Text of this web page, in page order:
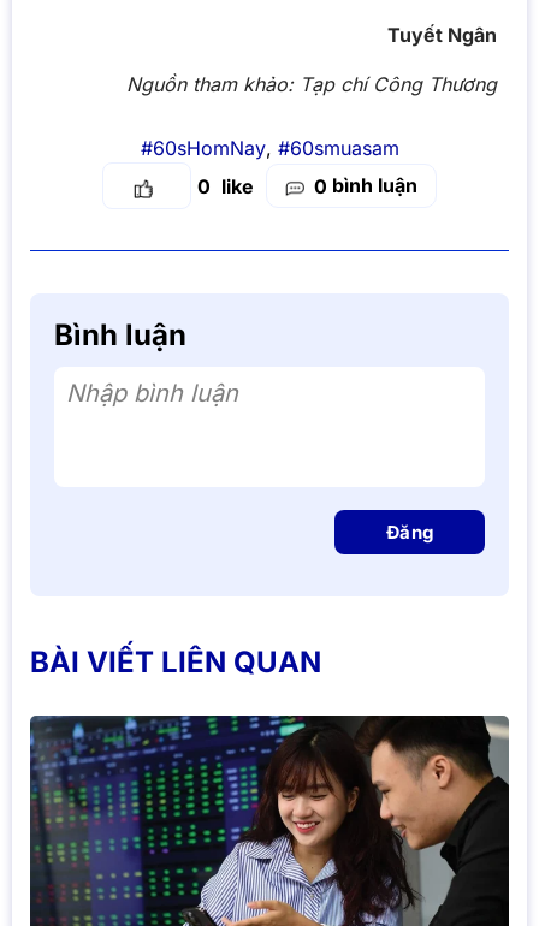
Tuyết Ngân
Nguồn tham khảo: Tạp chí Công Thương
#60sHomNay, #60smuasam
0
0 bình luận
Bình luận
Nhập bình luận
Đăng
BÀI VIẾT LIÊN QUAN